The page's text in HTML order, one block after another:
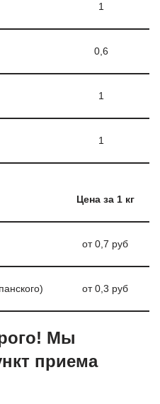
1
0,6
1
1
Цена за 1 кг
от 0,7 руб
от 0,3 руб
Мы
приема